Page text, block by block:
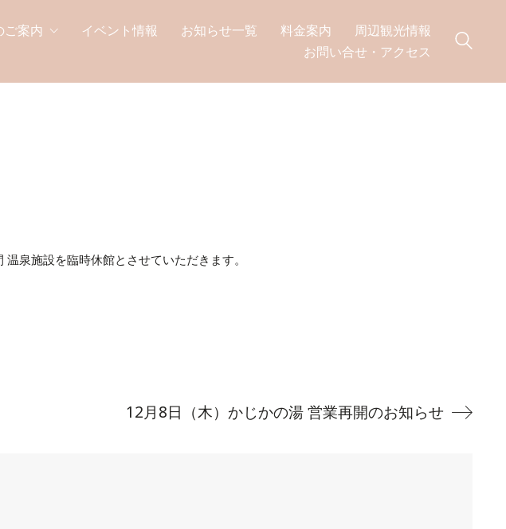
ご案内 イベント情報 お知らせ一覧 料金案内
周辺観光情報
お問い合せ・アクセス
泉施設を臨時休館とさせていただきます。
12月8日（木）かじかの湯 営業再開のお知らせ